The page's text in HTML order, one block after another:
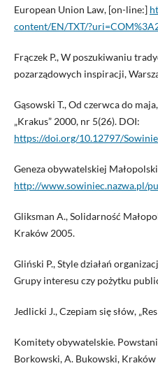
European Union Law, [on-line:]
content/EN/TXT/
Frączek P., W poszukiwaniu
pozarządowych inspiracji,
Gąsowski T., Od czerwca do
„Krakus” 2000, nr 5(26). DOI:
https://doi.org/10.12797/
Geneza obywatelskiej
http://www.sowiniec.nazwa.pl/
Gliksman A., Solidarność
Kraków 2005.
Gliński P., Style działań
Grupy interesu czy pożytku
Jedlicki J., Czepiam się słów,
Komitety obywatelskie.
Borkowski, A. Bukowski, Kraków